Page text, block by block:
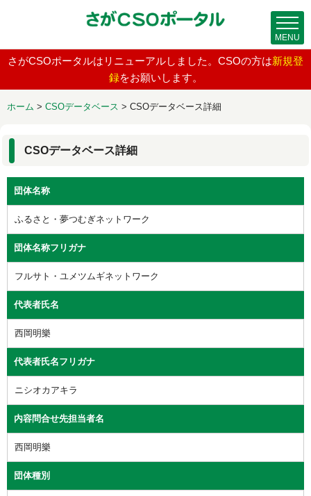
さがCSOポータルはリニューアルしました。CSOの方は新規登
録をお願いします。
ホーム > CSOデータベース > CSOデータベース詳細
CSOデータベース詳細
団体名称
ふるさと・夢つむぎネットワーク
団体名称フリガナ
フルサト・ユメツムギネットワーク
代表者氏名
西岡明樂
代表者氏名フリガナ
ニシオカアキラ
内容問合せ先担当者名
西岡明樂
団体種別
MENU